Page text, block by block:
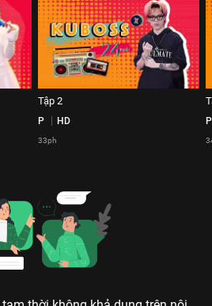
Tập 2
P HD
33ph
P